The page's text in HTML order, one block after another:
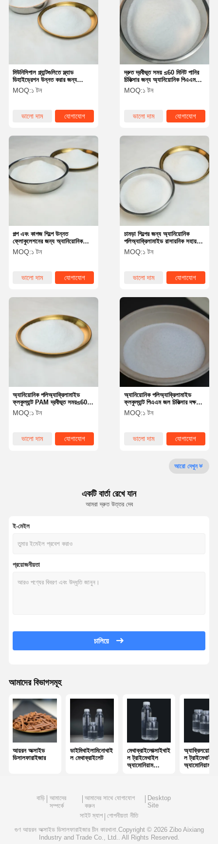
ভিডিও আমাদের সম্পর্কে
কারখানা ভ্রমণ মান নিয়ন্ত্রণ খবর সব ক্ষেত্রেই
আয়রন অক্সাইড ডিসালফারাইজার
ডাইমিথাইলামিনোথাইল মেথাক্রাইলেট
nonionic polyacrylamide
যৌগিক সার ধীর মুক্তির প্রতিরক্ষামূলক উপাদান
উচ্চ তাপমাত্রা অবসানকারী এজেন্ট
ডিসলফুরাইজার
দ্রুত দ্রবীভূত সময় ≤60 মিনিট পানির
চিকিত্সার জন্য অ্যানিয়োনিক পিএএম
পাউডার
MOQ:১ টন
ভালো দাম যোগাযোগ
মিউনিসিপাল প্ল্যান্টগুলিতে স্ল্যাড
ডিহাইড্রেশন উন্নত করার জন্য
অ্যানিয়োনিক পলিঅ্যাক্রিলামাইড
সলিউশন পাম ফ্লোকুল্যান্ট
MOQ:১ টন
ভালো দাম যোগাযোগ
চামড়া শিল্পের জন্য অ্যানিয়োনিক
পলিঅ্যাক্রিলামাইড রাসায়নিক সহায়ক
এজেন্ট
MOQ:১ টন
ভালো দাম যোগাযোগ
পল্প এবং কাগজ শিল্পে উন্নত
ফ্লোকুলেশনের জন্য অ্যানিয়োনিক
পলিঅ্যাক্রিলামাইড পলিমার
MOQ:১ টন
ভালো দাম যোগাযোগ
অ্যানিয়োনিক পলিঅ্যাক্রিলামাইড
ফ্লকুল্যান্ট পিএএম জল চিকিত্সার দক্ষতার
জন্য নিখুঁত সমাধান
MOQ:১ টন
ভালো দাম যোগাযোগ
অ্যানিয়োনিক পলিঅ্যাক্রিলামাইড
ফ্লকুল্যান্ট PAM দ্রবীভূত সময়≤60
মিনিট
MOQ:১ টন
ভালো দাম যোগাযোগ
আরো দেখুন
একটি বার্তা রেখে যান
আমরা দ্রুত উত্তর দেব
ই-মেইল
প্রয়োজনীয়তা
চালিয়ে
আমাদের বিভাগসমূহ
আয়রন অক্সাইড
ডিসালফারাইজার
ডাইমিথাইলামিনোথাই
ল মেথাক্রাইলেট
মেথাক্রাইলোক্সাইথাই
ল ট্রাইমেথাইল
অ্যামোনিয়াম
ল ট্রাইমেথাইল
অ্যামোনিয়াম
বাড়ি
আমাদের
সম্পর্কে
আমাদের সাথে যোগাযোগ
করুন
Desktop
Site
সাইট ম্যাপ
গোপনীয়তা নীতি
গুণ আয়রন অক্সাইড ডিসালফারাইজারচীন কারখানা.Copyright © 2026 Zibo Aixiang
Industry and Trade Co., Ltd.. All Rights Reserved.